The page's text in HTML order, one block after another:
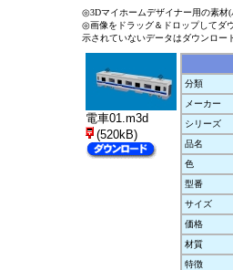
◎3Dマイホームデザイナー用の素材(
◎画像をドラッグ＆ドロップしてダ
示されていないデータはダウンロー
電車01.m3d
(520kB)
分類
メーカー
シリーズ
品名
色
型番
サイズ
価格
材質
特徴